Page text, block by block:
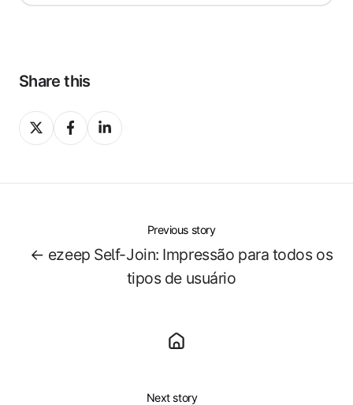
Share this
Share
on
Share
on
Share
on
Previous story
← ezeep Self-Join: Impressão para todos os
tipos de usuário
Next story